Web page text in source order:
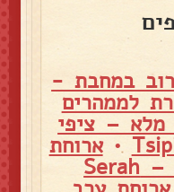
במחבת -
לממהרים
– ציפי
•ארוחת
צהריים דיאטטית – Serah